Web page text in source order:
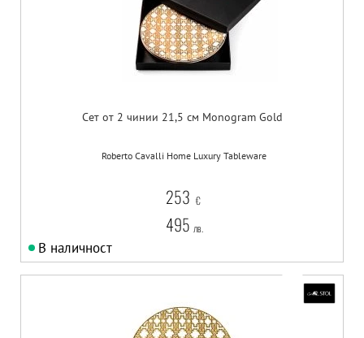
Сет от 2 чинии 21,5 см Monogram Gold
Roberto Cavalli Home Luxury Tableware
253 €
495 лв.
В наличност